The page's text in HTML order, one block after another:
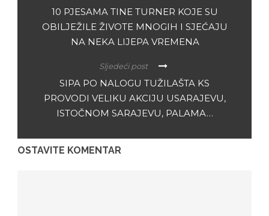
10 PJESAMA TINE TURNER KOJE SU
OBILJEŽILE ŽIVOTE MNOGIH I SJEĆAJU
NA NEKA LIJEPA VREMENA
Sljedeći post
SIPA PO NALOGU TUŽILAŠTA KS
PROVODI VELIKU AKCIJU USARAJEVU,
ISTOČNOM SARAJEVU, PALAMA…
OSTAVITE KOMENTAR